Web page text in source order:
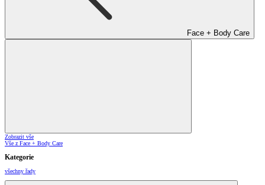
Face + Body Care
Zobrazit vše
Vše z Face + Body Care
Kategorie
všechny řady